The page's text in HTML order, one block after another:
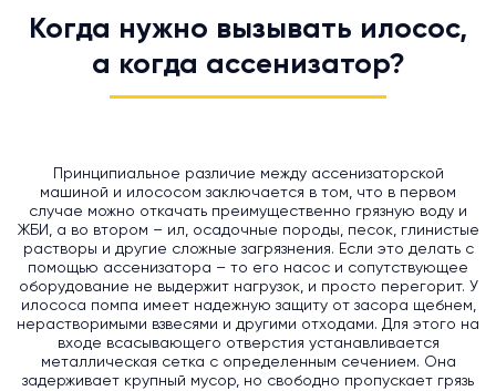
Когда нужно вызывать илосос,
а когда ассенизатор?
Принципиальное различие между ассенизаторской
машиной и илососом заключается в том, что в первом
случае можно откачать преимущественно грязную воду и
ЖБИ, а во втором – ил, осадочные породы, песок, глинистые
растворы и другие сложные загрязнения. Если это делать с
помощью ассенизатора – то его насос и сопутствующее
оборудование не выдержит нагрузок, и просто перегорит. У
илососа помпа имеет надежную защиту от засора щебнем,
нерастворимыми взвесями и другими отходами. Для этого на
входе всасывающего отверстия устанавливается
металлическая сетка с определенным сечением. Она
задерживает крупный мусор, но свободно пропускает грязь